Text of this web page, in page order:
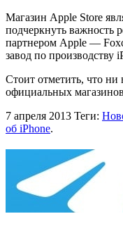
Магазин Apple Store
подчеркнуть важность
партнером Apple —
завод по производству
Стоит отметить, что
официальных
7 апреля 2013 Теги:
об iPhone.